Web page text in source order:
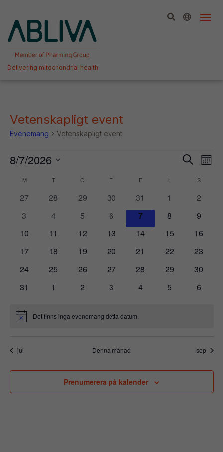
innehållet
Delivering mitochondrial health
Vetenskapligt event
Evenemang Vetenskapligt event
Evenemang
and
Views
Sök
8/7/2026
datum.
Kalender
av
Evenemang
MMÅNDAG TTISDAG O T TORSDAGF L S
0
27
0
28
0
29
0
evenemang
30
0
evenemang
31
01
0
2
0
3
0
4
0
5
0
evenemang
6
0
evenemang
7
0
8
0
9
0
10
0
11
0
12
0
13
0
14
0
15
0
16
0
17
0
18
0
19
0
20
0
21
0
22
0
23
0
24
0
25
0
26
0
27
0
28
0
29
0
30
0
31
0
1
0
2
0
3
0
4
0
5
0
6
Notis Det finns inga evenemang detta datum.
jul Denna månad sep
Prenumerera på kalender